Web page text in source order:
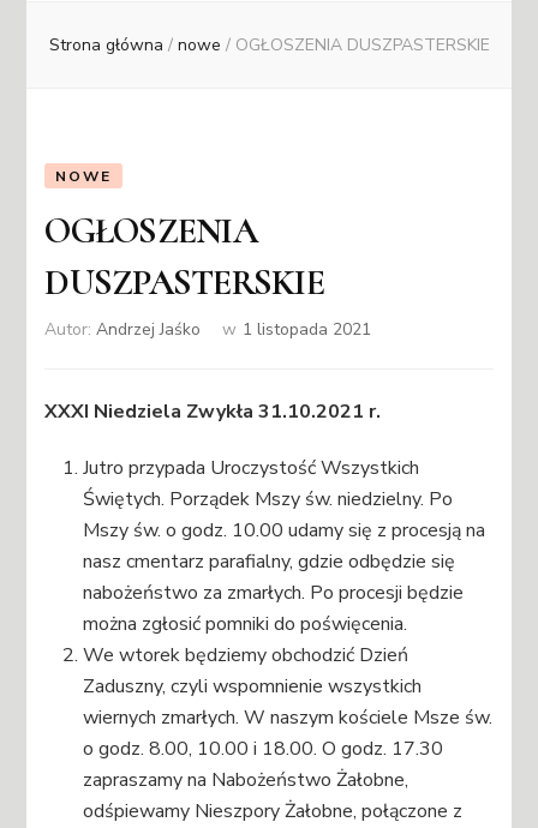
Strona główna / nowe / OGŁOSZENIA DUSZPASTERSKIE
NOWE
OGŁOSZENIA
DUSZPASTERSKIE
Autor:Andrzej Jaśko w 1 listopada 2021
XXXI Niedziela Zwykła 31.10.2021 r.
Jutro przypada Uroczystość Wszystkich
Świętych. Porządek Mszy św. niedzielny. Po
Mszy św. o godz. 10.00 udamy się z procesją na
nasz cmentarz parafialny, gdzie odbędzie się
nabożeństwo za zmarłych. Po procesji będzie
można zgłosić pomniki do poświęcenia.
We wtorek będziemy obchodzić Dzień
Zaduszny, czyli wspomnienie wszystkich
wiernych zmarłych. W naszym kościele Msze św.
o godz. 8.00, 10.00 i 18.00. O godz. 17.30
zapraszamy na Nabożeństwo Żałobne,
odśpiewamy Nieszpory Żałobne, połączone z